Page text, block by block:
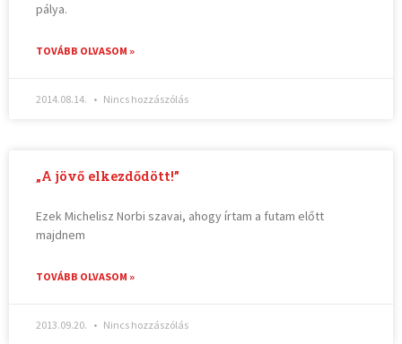
pálya.
TOVÁBB OLVASOM »
2014.08.14. Nincs hozzászólás
„A jövő elkezdődött!”
Ezek Michelisz Norbi szavai, ahogy írtam a futam előtt
majdnem
TOVÁBB OLVASOM »
2013.09.20. Nincs hozzászólás